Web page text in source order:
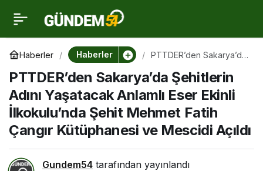
Haberler Haberler
PTTDER’den Sakarya’da
Yaşatacak Anlamlı Eser
Ekinli İlkokulu’nda Şehit
Mehmet Fatih Çangır
Kütüphanesi ve Mescidi
Açıldı
PTTDER’den Sakarya’da Şehitlerin
Adını Yaşatacak Anlamlı Eser Ekinli
İlkokulu’nda Şehit Mehmet Fatih
Çangır Kütüphanesi ve Mescidi Açıldı
Gundem54 tarafından yayınlandı
PTTDER’den Sakarya’da
Şehitlerin Adını
Yaşatacak Anlamlı Eser
Ekinli İlkokulu’nda Şehit